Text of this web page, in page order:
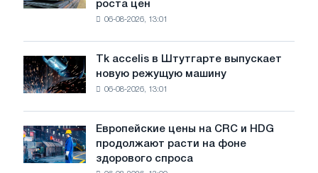
Великой
Отечественной
войны
катушку
несмотря
на
замедление
роста
цен
роста цен
06-08-2026, 13:01
Tk
accelis
в
новую
режущую
Tk accelis в Штутгарте выпускает
новую режущую машину
06-08-2026, 13:01
Европейские
цены
на
Европейские цены на CRC и HDG
продолжают расти на фоне
здорового спроса